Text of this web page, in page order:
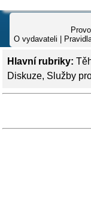
Hlavní rubriky:
Diskuze, Služby
O vydavateli